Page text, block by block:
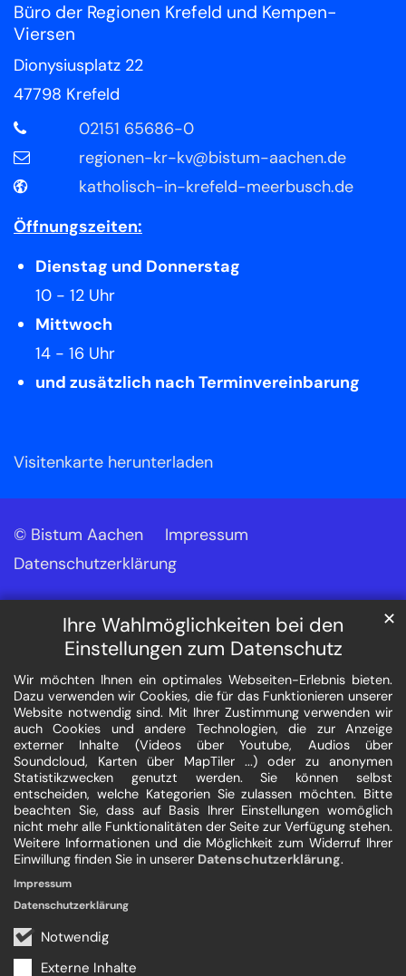
Ihre Wahlmöglichkeiten bei den
Einstellungen zum Datenschutz
Wir möchten Ihnen ein optimales Webseiten-Erlebnis bieten.
Dazu verwenden wir Cookies, die für das Funktionieren unserer
Website notwendig sind. Mit Ihrer Zustimmung verwenden wir
auch Cookies und andere Technologien, die zur Anzeige
externer Inhalte (Videos über Youtube, Audios über
Soundcloud, Karten über MapTiler ...) oder zu anonymen
Statistikzwecken genutzt werden. Sie können selbst
entscheiden, welche Kategorien Sie zulassen möchten. Bitte
beachten Sie, dass auf Basis Ihrer Einstellungen womöglich
nicht mehr alle Funktionalitäten der Seite zur Verfügung stehen.
Weitere Informationen und die Möglichkeit zum Widerruf Ihrer
Einwillung finden Sie in unserer Datenschutzerklärung.
Notwendig
Externe Inhalte
✕
Impressum
Datenschutzerklärung
Büro der Regionen Krefeld und Kempen-
Viersen
Dionysiusplatz 22
47798 Krefeld
02151 65686-0
regionen-kr-kv@bistum-aachen.de
katholisch-in-krefeld-meerbusch.de
Öffnungszeiten:
Dienstag und Donnerstag
10 - 12 Uhr
Mittwoch
14 - 16 Uhr
und zusätzlich nach Terminvereinbarung
Visitenkarte herunterladen
© Bistum Aachen
Impressum
Datenschutzerklärung